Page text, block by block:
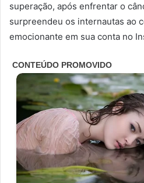
superação, após enfrentar o
surpreendeu os internautas ao
emocionante em sua conta no